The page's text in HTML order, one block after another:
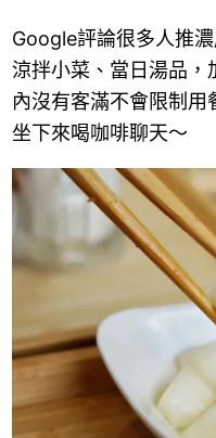
Google評論很多人推濃
涼拌小菜、當日湯品，
內沒有客滿不會限制
坐下來喝咖啡聊天～